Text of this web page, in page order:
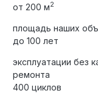
Элитные
Дома Бизнес-
от 200 м2
площадь наших
до 100 лет
эксплуатации без
ремонта
400 циклов